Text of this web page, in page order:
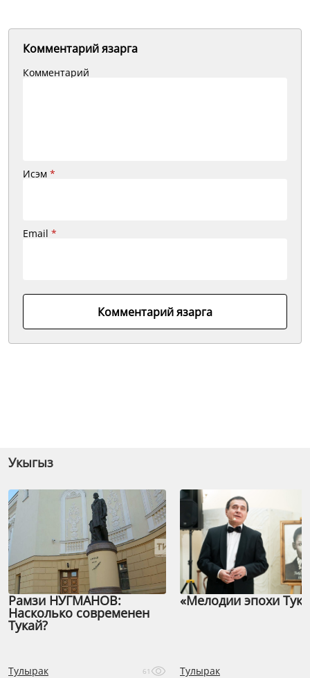
Комментарий язарга
Комментарий
Исэм *
Email *
Комментарий язарга
Укыгыз
Рамзи НУГМАНОВ:
Насколько современен
Тукай?
Тулырак 61
«Мелодии эпохи
Тулырак